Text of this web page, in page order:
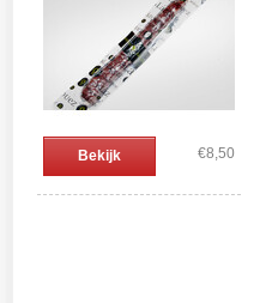
Bekijk €8,50